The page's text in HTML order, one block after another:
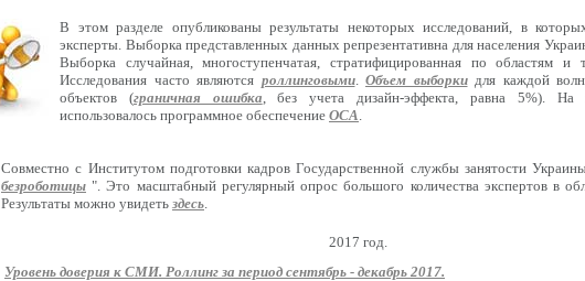
В этом разделе опубликованы результаты некоторых исследований, в
эксперты. Выборка представленных данных репрезентативна для населения
Выборка случайная, многоступенчатая, стратифицированная по областям и
Исследования часто являются роллинговыми. Объем выборкидля каждой
объектов (граничная ошибка, без учета дизайн-эффекта, равна 5%). На
использовалось программное обеспечение ОСА.
Совместно с Институтом подготовки кадров Государственной службы занятости
безроботицы ". Это масштабный регулярный опрос большого количества экспертов в
Результаты можно увидеть здесь.
2017 год.
Уровень доверия к СМИ. Роллинг за период сентябрь - декабрь 2017.